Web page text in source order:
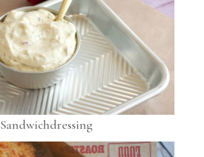
Sandwichdressing